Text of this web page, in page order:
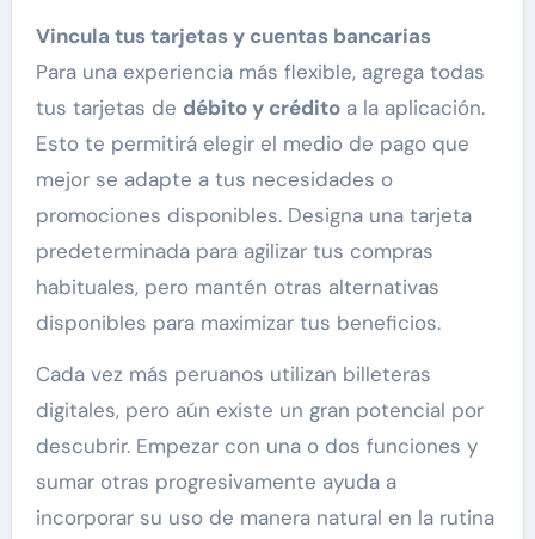
Vincula tus tarjetas y cuentas bancarias
Para una experiencia más flexible, agrega todas
tus tarjetas de débito y créditoa la aplicación.
Esto te permitirá elegir el medio de pago que
mejor se adapte a tus necesidades o
promociones disponibles. Designa una tarjeta
predeterminada para agilizar tus compras
habituales, pero mantén otras alternativas
disponibles para maximizar tus beneficios.
Cada vez más peruanos utilizan billeteras
digitales, pero aún existe un gran potencial por
descubrir. Empezar con una o dos funciones y
sumar otras progresivamente ayuda a
incorporar su uso de manera natural en la rutina